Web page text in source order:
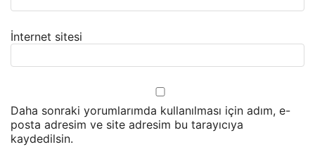
İnternet sitesi
Daha sonraki yorumlarımda kullanılması için adım, e-
posta adresim ve site adresim bu tarayıcıya
kaydedilsin.